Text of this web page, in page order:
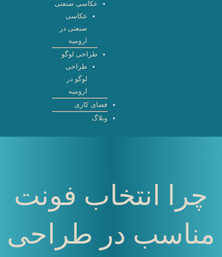
عکاسی صنعتی
عکاسی
صنعتی در
ارومیه
طراحی لوگو
طراحی
لوگو در
ارومیه
فضای کاری
وبلاگ
چرا انتخاب فونت
مناسب در طراحی